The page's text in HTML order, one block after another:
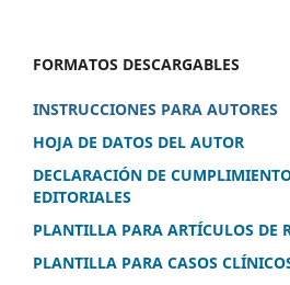
FORMATOS DESCARGABLES
INSTRUCCIONES PARA AUTORES
HOJA DE DATOS DEL AUTOR
DECLARACIÓN DE
EDITORIALES
PLANTILLA PARA ARTÍCULOS DE
PLANTILLA PARA CASOS